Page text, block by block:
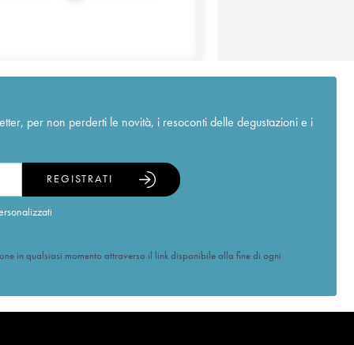
per non perderti le novità, i resoconti delle degustazioni e i
REGISTRATI
in qualsiasi momento attraverso il link disponibile alla fine di ogni